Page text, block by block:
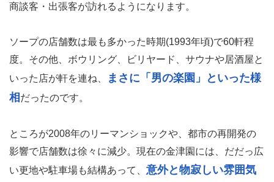
商談客・出張客が訪れるようになります。
ソープの店舗数は最も多かった時期(1993年頃)で60軒程
度。その他、ボウリング、ビリヤード、サウナや居酒屋と
いった店が軒を連ね、
まさに「男の楽園」といった様
相 だったのです。
ところが2008年のリーマンショックや、都市の再開発の
影響で店舗数は徐々に減少。現在の金津園には、だだっ広
い更地や駐車場も結構あって、 意外と物寂しい雰囲気